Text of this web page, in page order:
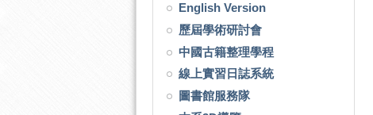
English Version
歷屆學術研討會
中國古籍整理學程
線上實習日誌系統
圖書館服務隊